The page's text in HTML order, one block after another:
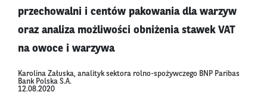
przechowalni i centów pakowania dla warzyw
oraz analiza możliwości obniżenia stawek VAT
na owoce i warzywa
Karolina Załuska, analityk sektora rolno-spożywczego BNP Paribas
Bank Polska S.A.
12.08.2020